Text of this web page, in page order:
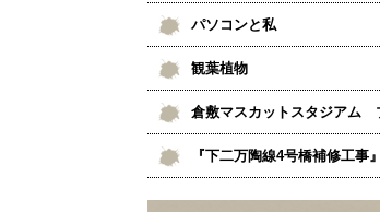
パソコンと私
観葉植物